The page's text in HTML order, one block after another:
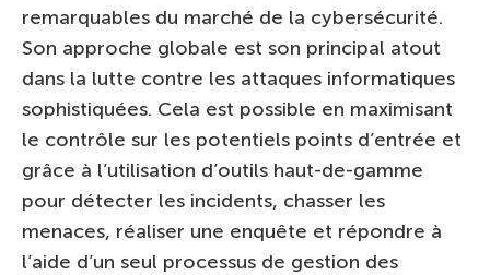
remarquables du marché de la cybersécurité.
Son approche globale est son principal atout
dans la lutte contre les attaques informatiques
sophistiquées. Cela est possible en maximisant
le contrôle sur les potentiels points d’entrée et
grâce à l’utilisation d’outils haut-de-gamme
pour détecter les incidents, chasser les
menaces, réaliser une enquête et répondre à
l’aide d’un seul processus de gestion des